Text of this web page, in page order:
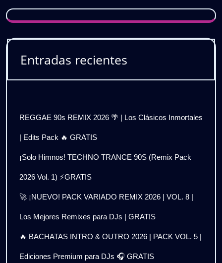
Entradas recientes
REGGAE 90s REMIX 2026 🌴 | Los Clásicos Inmortales
| Edits Pack 🔥 GRATIS
¡Solo Himnos! TECHNO TRANCE 90S (Remix Pack
2026 Vol. 1) ⚡GRATIS
🚀 ¡NUEVO! PACK VARIADO REMIX 2026 | VOL. 8 |
Los Mejores Remixes para DJs | GRATIS
🔥 BACHATAS INTRO & OUTRO 2026 | PACK VOL. 5 |
Ediciones Premium para DJs 🎧 GRATIS